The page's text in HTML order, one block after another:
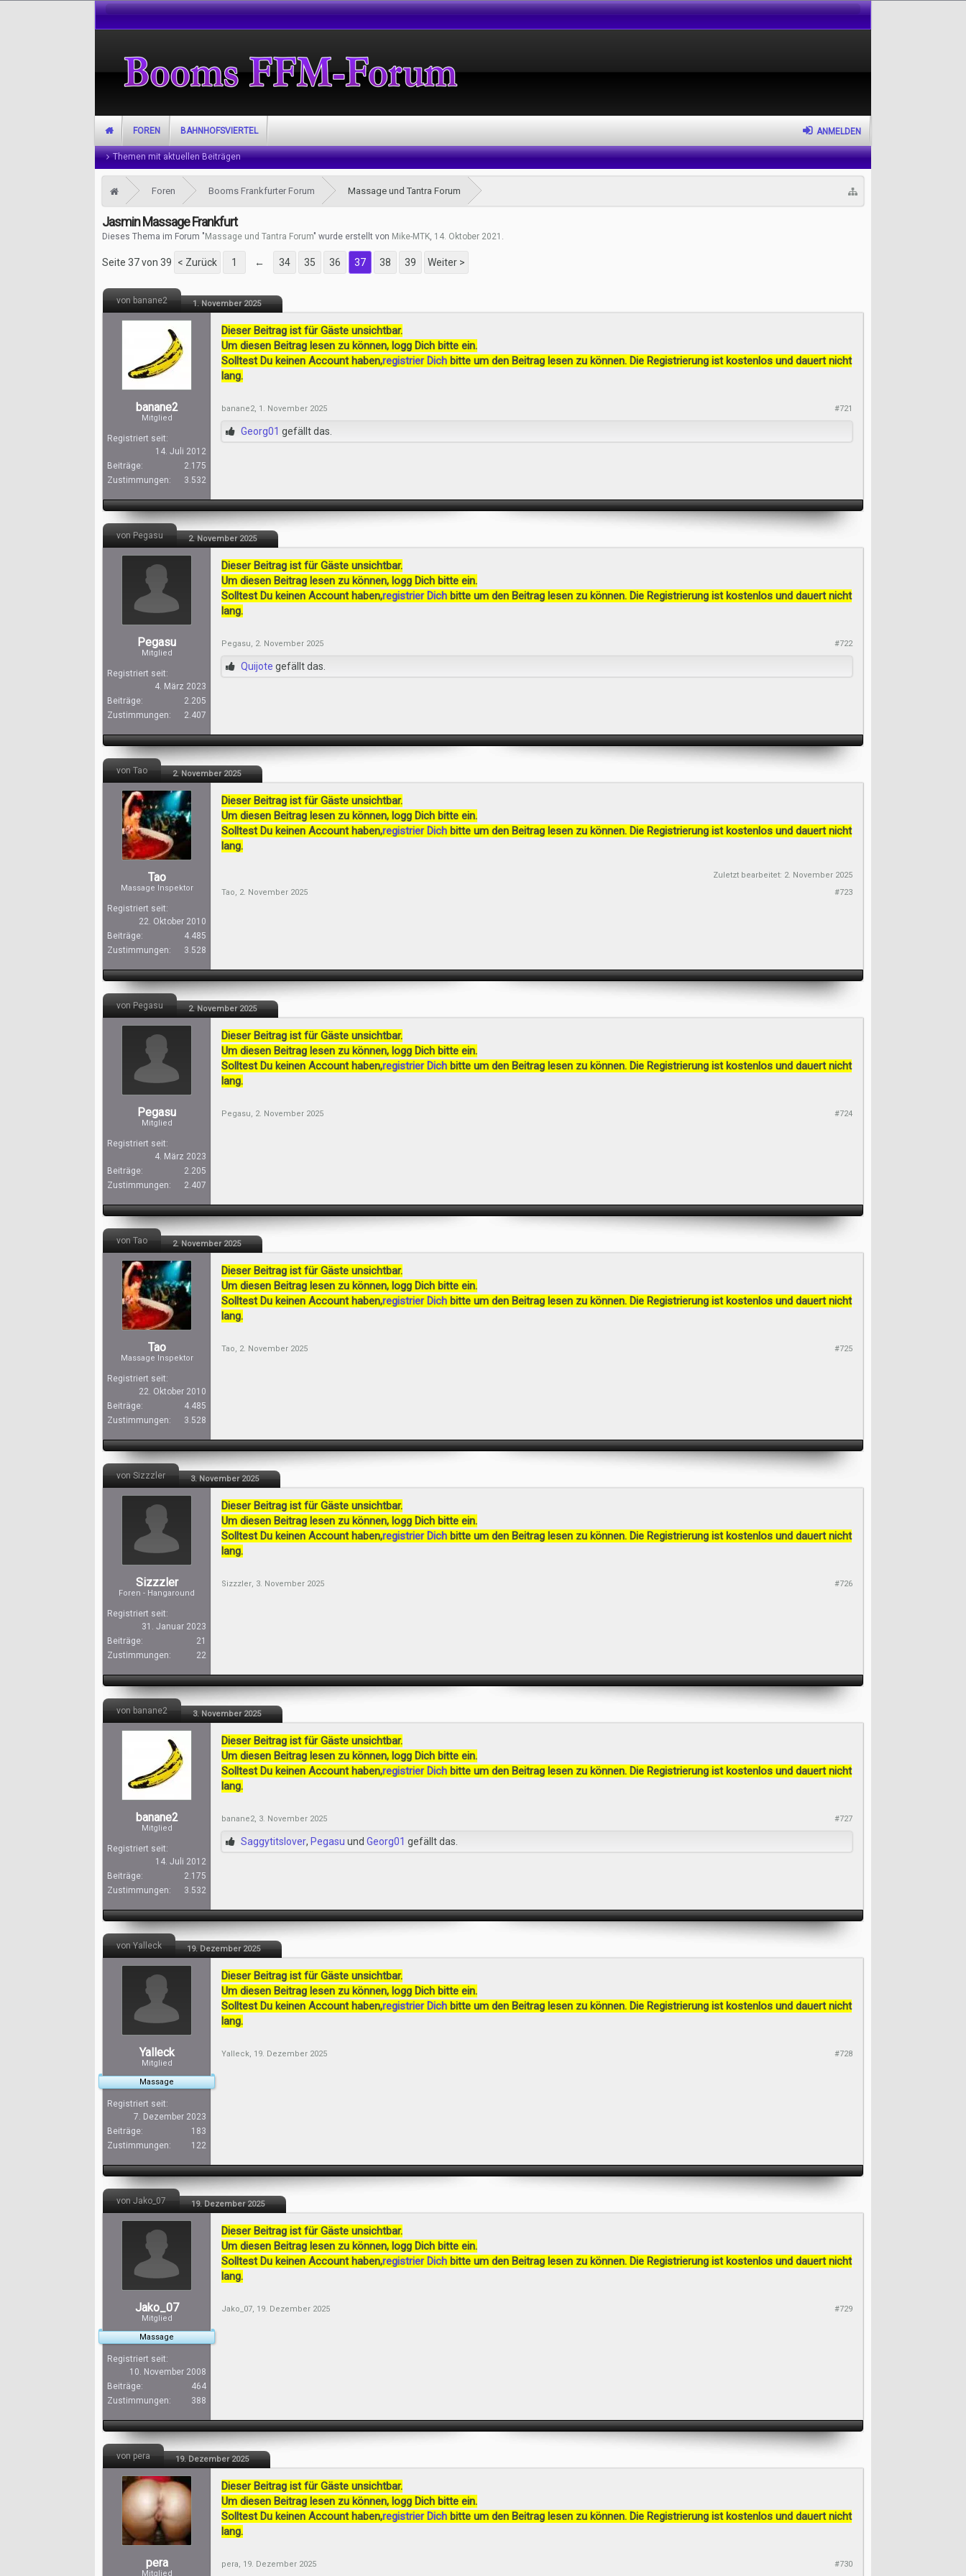
Foren Booms Frankfurter Forum Massage und Tantra Forum
Jasmin Massage Frankfurt
Dieses Thema im Forum " Massage und Tantra Forum" wurde erstellt von Mike-MTK, 14. Oktober 2021 .
Seite 37 von 39 < Zurück 1 ← 34 35 36 37 38 39 Weiter >
von banane2 1. November 2025
banane2
Mitglied
Registriert seit:
14. Juli 2012
Beiträge:
2.175
Zustimmungen:
3.532
Dieser Beitrag ist für Gäste unsichtbar.
Um diesen Beitrag lesen zu können, logg Dich bitte ein.
Solltest Du keinen Account haben,registrier Dich bitte um den Beitrag lesen zu können. Die Registrierung ist kostenlos und dauert nicht
lang.
banane2, 1. November 2025 #721
Georg01 gefällt das.
von Pegasu 2. November 2025
Pegasu
Mitglied
Registriert seit:
4. März 2023
Beiträge:
2.205
Zustimmungen:
2.407
Dieser Beitrag ist für Gäste unsichtbar.
Um diesen Beitrag lesen zu können, logg Dich bitte ein.
Solltest Du keinen Account haben,registrier Dich bitte um den Beitrag lesen zu können. Die Registrierung ist kostenlos und dauert nicht
lang.
Pegasu, 2. November 2025 #722
Quijote gefällt das.
von Tao 2. November 2025
Tao
Massage Inspektor
Registriert seit:
22. Oktober 2010
Beiträge:
4.485
Zustimmungen:
3.528
Dieser Beitrag ist für Gäste unsichtbar.
Um diesen Beitrag lesen zu können, logg Dich bitte ein.
Solltest Du keinen Account haben,registrier Dich bitte um den Beitrag lesen zu können. Die Registrierung ist kostenlos und dauert nicht
lang.
Zuletzt bearbeitet: 2. November 2025
Tao, 2. November 2025 #723
von Pegasu 2. November 2025
Pegasu
Mitglied
Registriert seit:
4. März 2023
Beiträge:
2.205
Zustimmungen:
2.407
Dieser Beitrag ist für Gäste unsichtbar.
Um diesen Beitrag lesen zu können, logg Dich bitte ein.
Solltest Du keinen Account haben,registrier Dich bitte um den Beitrag lesen zu können. Die Registrierung ist kostenlos und dauert nicht
lang.
Pegasu, 2. November 2025 #724
von Tao 2. November 2025
Tao
Massage Inspektor
Registriert seit:
22. Oktober 2010
Beiträge:
4.485
Zustimmungen:
3.528
Dieser Beitrag ist für Gäste unsichtbar.
Um diesen Beitrag lesen zu können, logg Dich bitte ein.
Solltest Du keinen Account haben,registrier Dich bitte um den Beitrag lesen zu können. Die Registrierung ist kostenlos und dauert nicht
lang.
Tao, 2. November 2025 #725
von Sizzzler 3. November 2025
Sizzzler
Foren - Hangaround
Registriert seit:
31. Januar 2023
Beiträge:
21
Zustimmungen:
22
Dieser Beitrag ist für Gäste unsichtbar.
Um diesen Beitrag lesen zu können, logg Dich bitte ein.
Solltest Du keinen Account haben,registrier Dich bitte um den Beitrag lesen zu können. Die Registrierung ist kostenlos und dauert nicht
lang.
Sizzzler, 3. November 2025 #726
von banane2 3. November 2025
banane2
Mitglied
Registriert seit:
14. Juli 2012
Beiträge:
2.175
Zustimmungen:
3.532
Dieser Beitrag ist für Gäste unsichtbar.
Um diesen Beitrag lesen zu können, logg Dich bitte ein.
Solltest Du keinen Account haben,registrier Dich bitte um den Beitrag lesen zu können. Die Registrierung ist kostenlos und dauert nicht
lang.
banane2, 3. November 2025 #727
Saggytitslover, Pegasu und Georg01 gefällt das.
von Yalleck 19. Dezember 2025
Yalleck
Mitglied
Massage
Registriert seit:
7. Dezember 2023
Beiträge:
183
Zustimmungen:
122
Dieser Beitrag ist für Gäste unsichtbar.
Um diesen Beitrag lesen zu können, logg Dich bitte ein.
Solltest Du keinen Account haben,registrier Dich bitte um den Beitrag lesen zu können. Die Registrierung ist kostenlos und dauert nicht
lang.
Yalleck, 19. Dezember 2025 #728
von Jako_07 19. Dezember 2025
Jako_07
Mitglied
Massage
Registriert seit:
10. November 2008
Beiträge:
464
Zustimmungen:
388
Dieser Beitrag ist für Gäste unsichtbar.
Um diesen Beitrag lesen zu können, logg Dich bitte ein.
Solltest Du keinen Account haben,registrier Dich bitte um den Beitrag lesen zu können. Die Registrierung ist kostenlos und dauert nicht
lang.
Jako_07, 19. Dezember 2025 #729
von pera 19. Dezember 2025
pera
Mitglied
Dieser Beitrag ist für Gäste unsichtbar.
Um diesen Beitrag lesen zu können, logg Dich bitte ein.
Solltest Du keinen Account haben,registrier Dich bitte um den Beitrag lesen zu können. Die Registrierung ist kostenlos und dauert nicht
lang.
pera, 19. Dezember 2025 #730
FOREN
Themen mit aktuellen Beiträgen
BAHNHOFSVIERTEL ANMELDEN